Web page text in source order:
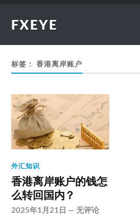
FXEYE
标签：香港离岸账户
外汇知识
香港离岸账户的钱怎
么转回国内？
2025年1月21日 —无评论